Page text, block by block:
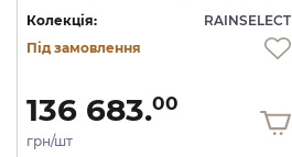
Колекція:
RAINSELECT
Під замовлення
136 683.00
грн/шт